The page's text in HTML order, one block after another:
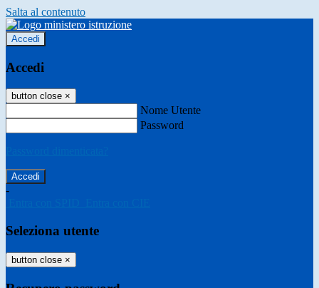
Salta al contenuto
Accedi
Accedi
button close ×
Nome Utente
Password
-
Seleziona utente
button close ×